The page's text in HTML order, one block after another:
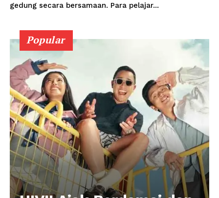
gedung secara bersamaan. Para pelajar...
Popular